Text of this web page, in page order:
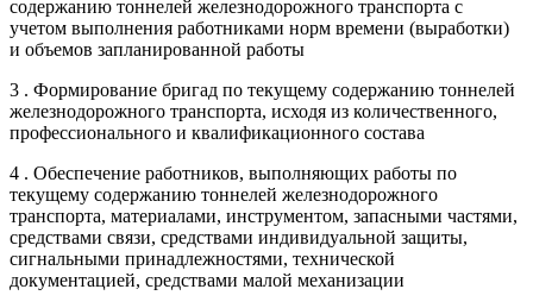
содержанию тоннелей железнодорожного транспорта с
учетом выполнения работниками норм времени (выработки)
и объемов запланированной работы
3 . Формирование бригад по текущему содержанию тоннелей
железнодорожного транспорта, исходя из количественного,
профессионального и квалификационного состава
4 . Обеспечение работников, выполняющих работы по
текущему содержанию тоннелей железнодорожного
транспорта, материалами, инструментом, запасными частями,
средствами связи, средствами индивидуальной защиты,
сигнальными принадлежностями, технической
документацией, средствами малой механизации